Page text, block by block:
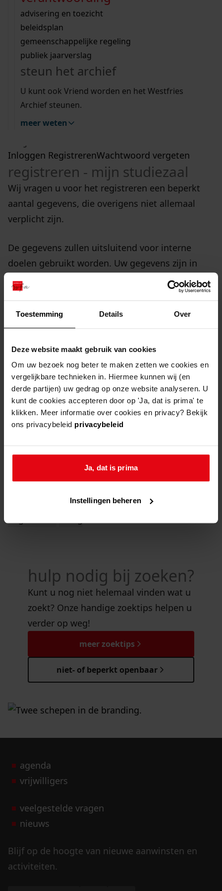
Toestemming Details Over
Deze website maakt gebruik van cookies
Om uw bezoek nog beter te maken zetten we cookies en
vergelijkbare technieken in. Hiermee kunnen wij (en
derde partijen) uw gedrag op onze website analyseren. U
kunt de cookies accepteren door op 'Ja, dat is prima' te
klikken. Meer informatie over cookies en privacy? Bekijk
ons privacybeleid privacybeleid
Ja, dat is prima
Instellingen beheren
bouwvergunningen
omgevingsvergunningen
vergunningen
beeld en geluid
uitleg nodig?
Wij helpen u op weg met een aantal zoektips.
bekijk alle zoektips
Wij helpen u op weg met een aantal zoektips.
bekijk alle zoektips
bekijk ons geschiedenislokaal
advisering en toezicht
beleidsplan
gemeenschappelijke regeling
publiek jaarverslag
steun het archief
U kunt ook Vriend worden en het Westfries
Archief steunen.
meer weten
hulp nodig?
Deze zoektips helpen u op weg.
Inloggen RegistrerenWachtwoord vergeten
registreren - mijn studiezaal
Wij vragen u voor het registreren een beperkt
aantal gegevens, die overigens niet allemaal
verplicht zijn.
De gegevens zullen uitsluitend voor interne
doelen gebruikt worden. Uw gegevens zijn in
principe niet beschikbaar voor derden, tenzij u
daar expliciet zelf toestemming voor geeft.
naam*
e-mailadres*
wachtwoord*
hulp nodig bij zoeken?
Kunt u nog niet helemaal vinden wat u
zoekt? Onze handige zoektips helpen u
verder op weg!
meer zoektips
niet- of beperkt openbaar
agenda
vrijwilligers
veelgestelde vragen
nieuws
Blijf op de hoogte van nieuwe aanwinsten en
activiteiten.